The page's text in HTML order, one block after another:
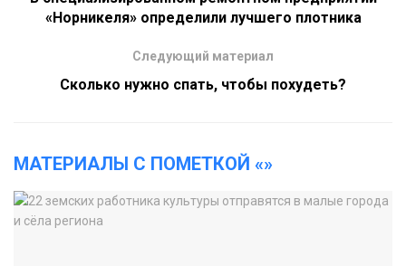
«Норникеля» определили лучшего плотника
Следующий материал
Сколько нужно спать, чтобы похудеть?
МАТЕРИАЛЫ С ПОМЕТКОЙ «»